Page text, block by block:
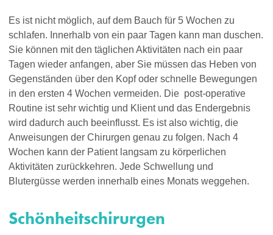
Es ist nicht möglich, auf dem Bauch für 5 Wochen zu
schlafen. Innerhalb von ein paar Tagen kann man duschen.
Sie können mit den täglichen Aktivitäten nach ein paar
Tagen wieder anfangen, aber Sie müssen das Heben von
Gegenständen über den Kopf oder schnelle Bewegungen
in den ersten 4 Wochen vermeiden. Die post-operative
Routine ist sehr wichtig und Klient und das Endergebnis
wird dadurch auch beeinflusst. Es ist also wichtig, die
Anweisungen der Chirurgen genau zu folgen. Nach 4
Wochen kann der Patient langsam zu körperlichen
Aktivitäten zurückkehren. Jede Schwellung und
Blutergüsse werden innerhalb eines Monats weggehen.
Schönheitschirurgen